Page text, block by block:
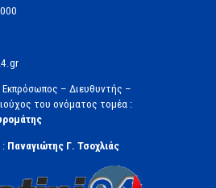
Εκπρόσωπος – Διευθυντής –
του ονόματος τομέα :
: Παναγιώτης Γ. Τσοχλιάς